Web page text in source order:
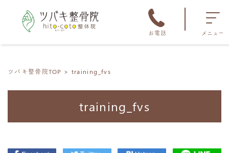
お電話 メニュー
ツバキ整骨院TOP training_fvs
training_fvs